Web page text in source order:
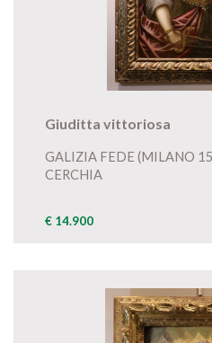
Giuditta vittoriosa
GALIZIA FEDE (MILANO
CERCHIA
€ 14.900